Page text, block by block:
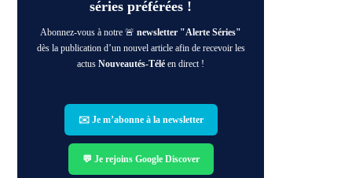
séries préférées !
Abonnez-vous à notre 🚨newsletter "Alerte Séries"
dès la publication d’un nouvel article afin de recevoir les
actusNouveautés-Télé en direct !
✉️ Je m’abonne à la newsletter
💬 Je rejoins Google Discover